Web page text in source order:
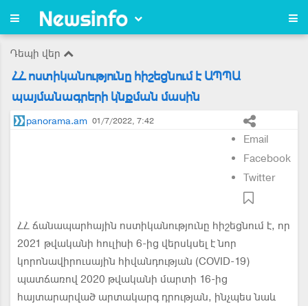
Դեպի վեր
ՀՀ ոստիկանությունը հիշեցնում է ԱՊՊԱ
պայմանագրերի կնքման մասին
panorama.am 01/7/2022, 7:42
Email
Facebook
Twitter
ՀՀ ճանապարհային ոստիկանությունը հիշեցնում է, որ
2021 թվականի հուլիսի 6-ից վերսկսել է նոր
կորոնավիրուսային հիվանդության (COVID-19)
պատճառով 2020 թվականի մարտի 16-ից
հայտարարված արտակարգ դրության, ինչպես նաև